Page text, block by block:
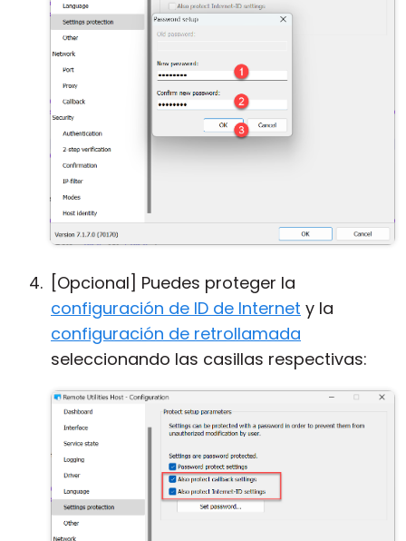
[Opcional] Puedes proteger la
configuración de ID de Internet y la
configuración de retrollamada
seleccionando las casillas respectivas: